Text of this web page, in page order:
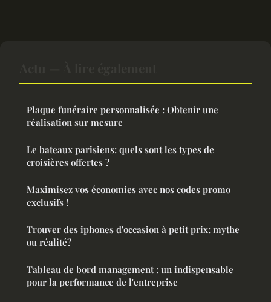
Plaque funéraire personnalisée : Obtenir une
réalisation sur mesure
Le bateaux parisiens: quels sont les types de
croisières offertes ?
Maximisez vos économies avec nos codes promo
exclusifs !
Trouver des iphones d'occasion à petit prix: mythe
ou réalité?
Tableau de bord management : un indispensable
pour la performance de l'entreprise